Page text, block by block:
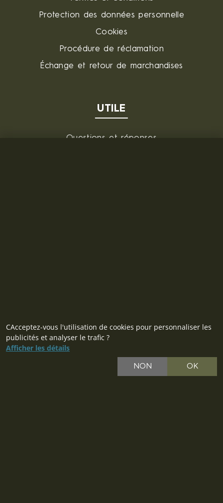
CAcceptez-vous l'utilisation de cookies pour personnaliser les
publicités et analyser le trafic ?
Afficher les détails
NON OK
Protection des données personnelle
Cookies
Procédure de réclamation
Échange et retour de marchandises
UTILE
Questions et réponses